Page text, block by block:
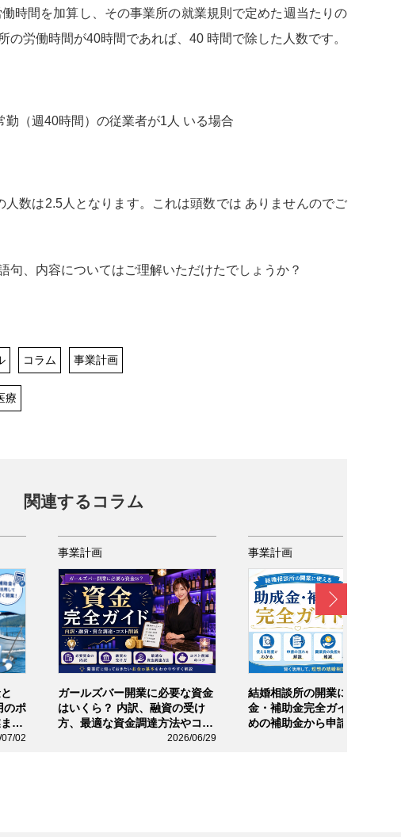
時間を加算し、その事業所の就業規則で定めた週当たりの
の労働時間が40時間であれば、40 時間で除した人数です。
（週40時間）の従業者が1人 いる場合
人数は2.5人となります。これは頭数では ありませんのでご
、内容についてはご理解いただけたでしょうか？
コラム 事業計画
療
関連するコラム
のポ
で
02
事業計画
ガールズバー開業に必要な資金
はいくら？ 内訳、融資の受け
方、最適な資金調達方法やコス
ト削減のコツまで完全ガイド
2026/06/29
事業計画
結婚相談所の開業に使える助成
金・補助金完全ガイド！ おすす
めの補助金から申請方法、活用